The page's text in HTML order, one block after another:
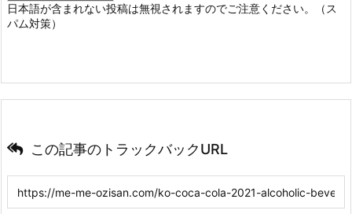
日本語が含まれない投稿は無視されますのでご注意ください。（ス
パム対策）
この記事のトラックバックURL